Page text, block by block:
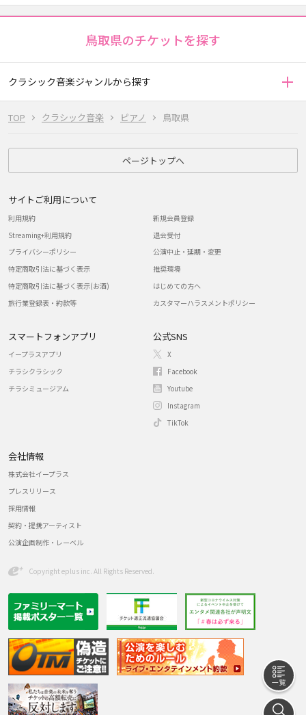
TOP クラシック音楽 ピアノ 鳥取県
鳥取県のチケットを探す
クラシック音楽ジャンルから探す
ページトップへ
サイトご利用について
利用規約
Streaming+利用規約
プライバシーポリシー
特定商取引法に基づく表示
特定商取引法に基づく表示(お酒)
旅行業登録表・約款等
新規会員登録
退会受付
公演中止・延期・変更
推奨環境
はじめての方へ
カスタマーハラスメントポリシー
スマートフォンアプリ
イープラスアプリ
チラシクラシック
チラシミュージアム
公式SNS
X
Facebook
Youtube
Instagram
TikTok
会社情報
株式会社イープラス
プレスリリース
採用情報
契約・提携アーティスト
公演企画制作・レーベル
Copyright eplus inc. All Rights Reserved.